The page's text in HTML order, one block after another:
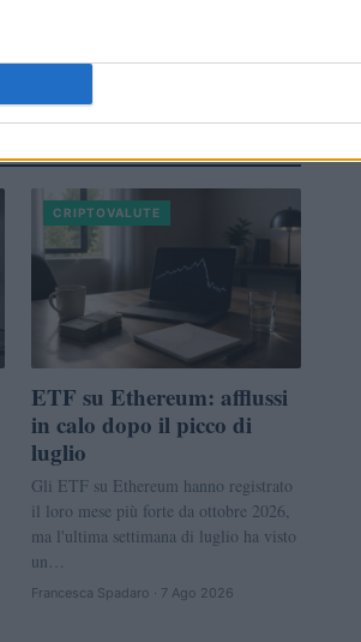
CRIPTOVALUTE
ETF su Ethereum: afflussi
in calo dopo il picco di
luglio
Gli ETF su Ethereum hanno registrato
il loro mese più forte da ottobre 2026,
ma l'ultima settimana di luglio ha visto
un…
Francesca Spadaro · 7 Ago 2026